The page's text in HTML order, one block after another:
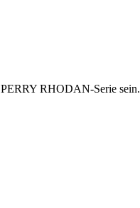
PERRY RHODAN-Serie